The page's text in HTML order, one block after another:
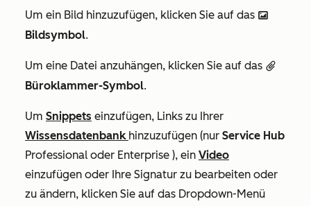
Um ein Bild hinzuzufügen, klicken Sie auf das insertImage
Bildsymbol.
Um eine Datei anzuhängen, klicken Sie auf das attach
Büroklammer-Symbol.
Um Snippets einzufügen, Links zu Ihrer
Wissensdatenbank hinzuzufügen (nur Service Hub
Professional oder Enterprise ), ein Video
einzufügen oder Ihre Signatur zu bearbeiten oder
zu ändern, klicken Sie auf das Dropdown-Menü